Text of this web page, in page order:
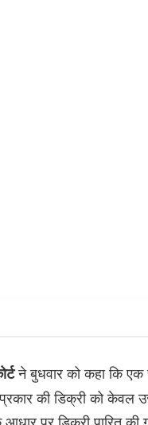
ने बुधवार को कहा कि एक
की डिक्री को केवल